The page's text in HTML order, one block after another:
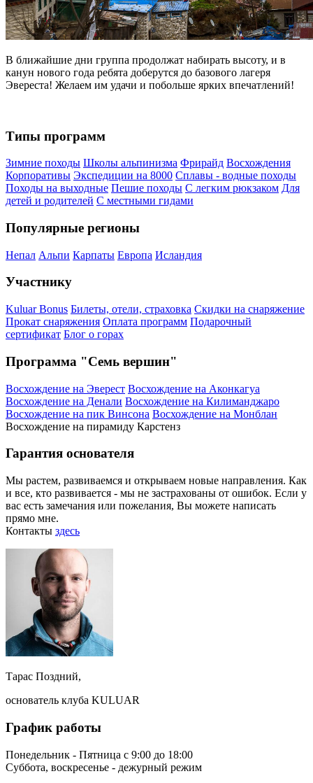
В ближайшие дни группа продолжат набирать высоту, и в
канун нового года ребята доберутся до базового лагеря
Эвереста! Желаем им удачи и побольше ярких впечатлений!
Типы программ
Зимние походы Школы альпинизма Фрирайд Восхождения
Корпоративы Экспедиции на 8000 Сплавы - водные походы
Походы на выходные Пешие походы С легким рюкзаком Для
детей и родителей С местными гидами
Популярные регионы
Непал Альпи Карпаты Европа Исландия
Участнику
Kuluar Bonus Билеты, отели, страховка Скидки на снаряжение
Прокат снаряжения Оплата программ Подарочный
сертификат Блог о горах
Программа "Семь вершин"
Восхождение на Эверест Восхождение на Аконкагуа
Восхождение на Денали Восхождение на Килиманджаро
Восхождение на пик Винсона Восхождение на Монблан
Восхождение на пирамиду Карстенз
Гарантия основателя
Мы растем, развиваемся и открываем новые направления. Как
и все, кто развивается - мы не застрахованы от ошибок. Если у
вас есть замечания или пожелания, Вы можете написать
прямо мне.
Контакты здесь
Тарас Поздний,
основатель клуба KULUAR
График работы
Понедельник - Пятница с 9:00 до 18:00
Суббота, воскресенье - дежурный режим